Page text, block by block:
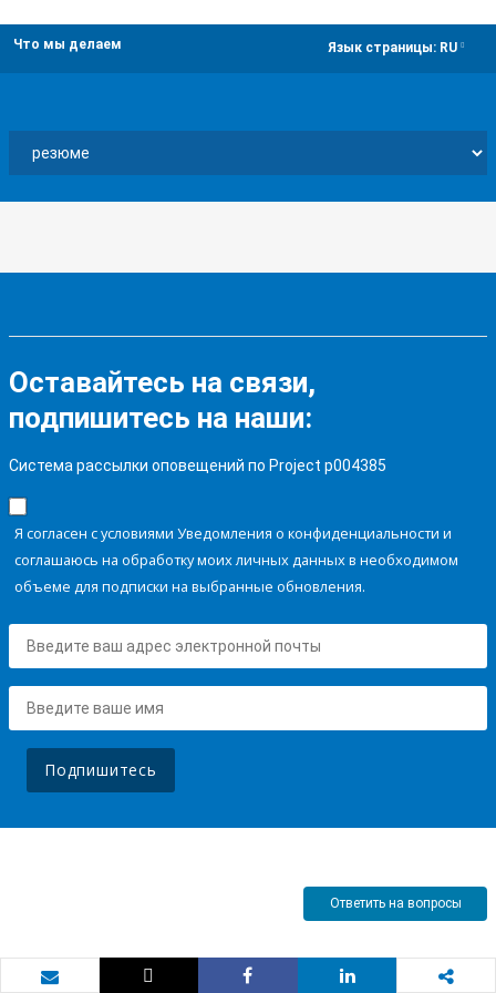
Что мы делаем Язык страницы: RU
Оставайтесь на связи,
подпишитесь на наши:
Система рассылки оповещений по Project p004385
Я согласен с условиями Уведомления о конфиденциальности и
соглашаюсь на обработку моих личных данных в необходимом
объеме для подписки на выбранные обновления.
Подпишитесь
Ответить на вопросы